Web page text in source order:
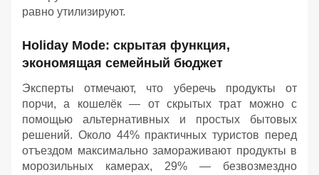
равно утилизируют.
Holiday Mode: скрытая функция,
экономящая семейный бюджет
Эксперты отмечают, что уберечь продукты от
порчи, а кошелёк — от скрытых трат можно с
помощью альтернативных и простых бытовых
решений. Около 44% практичных туристов перед
отъездом максимально замораживают продукты в
морозильных камерах, 29% — безвозмездно